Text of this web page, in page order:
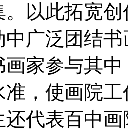
。以此拓宽
中广泛团结
画家参与其
准，使画院
还代表百中